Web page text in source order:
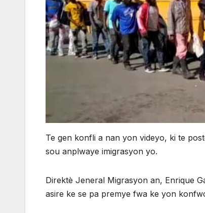
Te gen konfli a nan yon videyo, ki te
sou anplwaye imigrasyon yo.
Direktè Jeneral Migrasyon an, Enrique
asire ke se pa premye fwa ke yon